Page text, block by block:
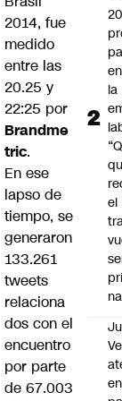
2014, fue
medido
entre las
20.25 y
22:25 por
Brandme
tric.
En ese
lapso de
tiempo, se
generaron
133.261
tweets
relaciona
dos con el
encuentro
por parte
de 67.003
20
la
el